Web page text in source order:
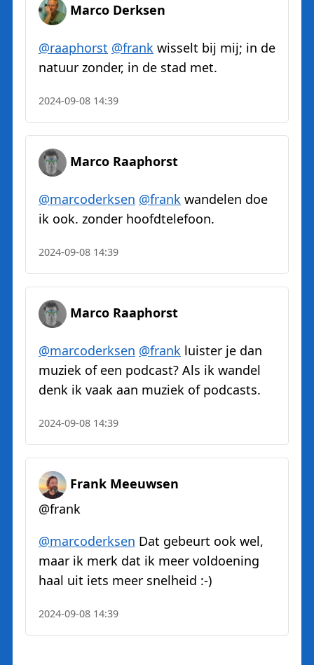
Marco Derksen
@raaphorst @frank wisselt bij mij; in de
natuur zonder, in de stad met.
2024-09-08 14:39
Marco Raaphorst
@marcoderksen @frank wandelen doe
ik ook. zonder hoofdtelefoon.
2024-09-08 14:39
Marco Raaphorst
@marcoderksen @frank luister je dan
muziek of een podcast? Als ik wandel
denk ik vaak aan muziek of podcasts.
2024-09-08 14:39
Frank Meeuwsen
@frank
@marcoderksen Dat gebeurt ook wel,
maar ik merk dat ik meer voldoening
haal uit iets meer snelheid :-)
2024-09-08 14:39